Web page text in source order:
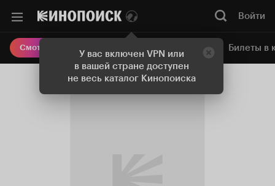
У вас включен VPN или
в вашей стране доступен
не весь каталог Кинопоиска
Войти
Смотреть кино Онлайн-кинотеатр Билеты в